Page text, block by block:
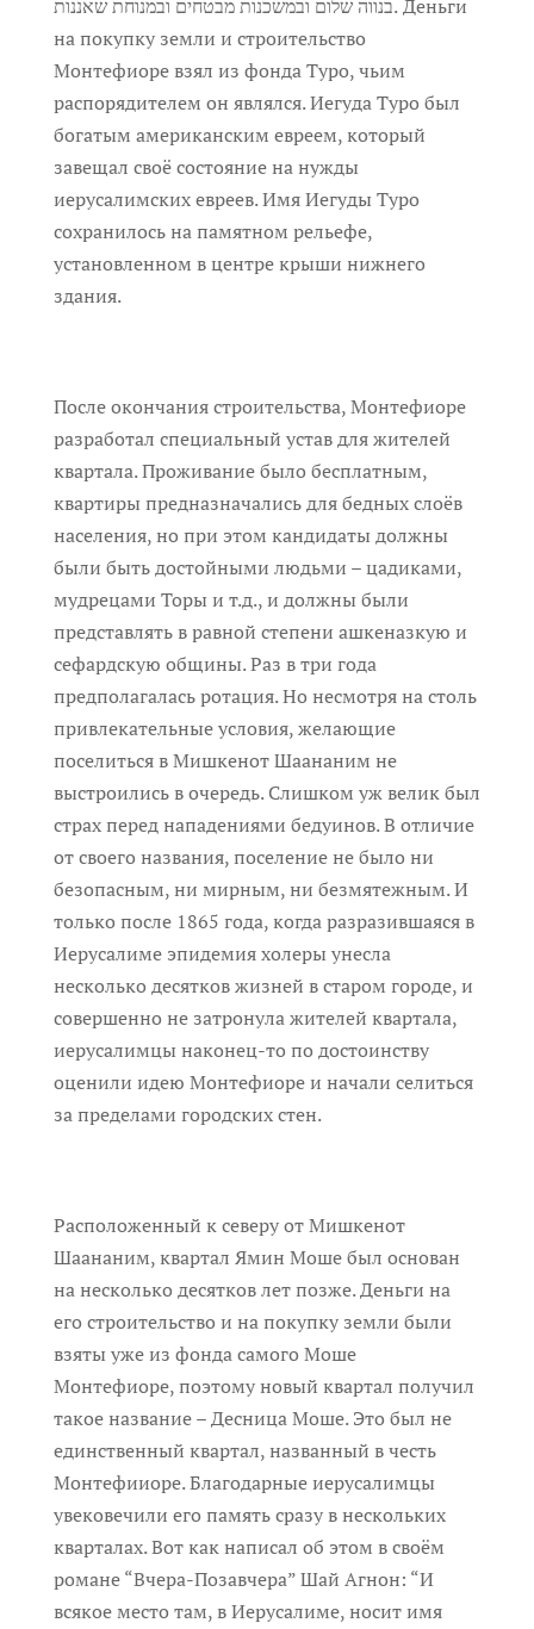
בנווה שלום ובמשכנות מבטחים ובמנוחת שאננות. Деньги
на покупку земли и строительство
Монтефиоре взял из фонда Туро, чьим
распорядителем он являлся. Иегуда Туро был
богатым американским евреем, который
завещал своё состояние на нужды
иерусалимских евреев. Имя Иегуды Туро
сохранилось на памятном рельефе,
установленном в центре крыши нижнего
здания.
После окончания строительства, Монтефиоре
разработал специальный устав для жителей
квартала. Проживание было бесплатным,
квартиры предназначались для бедных слоёв
населения, но при этом кандидаты должны
были быть достойными людьми – цадиками,
мудрецами Торы и т.д., и должны были
представлять в равной степени ашкеназкую и
сефардскую общины. Раз в три года
предполагалась ротация. Но несмотря на столь
привлекательные условия, желающие
поселиться в Мишкенот Шаананим не
выстроились в очередь. Слишком уж велик был
страх перед нападениями бедуинов. В отличие
от своего названия, поселение не было ни
безопасным, ни мирным, ни безмятежным. И
только после 1865 года, когда разразившаяся в
Иерусалиме эпидемия холеры унесла
несколько десятков жизней в старом городе, и
совершенно не затронула жителей квартала,
иерусалимцы наконец-то по достоинству
оценили идею Монтефиоре и начали селиться
за пределами городских стен.
Расположенный к северу от Мишкенот
Шаананим, квартал Ямин Моше был основан
на несколько десятков лет позже. Деньги на
его строительство и на покупку земли были
взяты уже из фонда самого Моше
Монтефиоре, поэтому новый квартал получил
такое название – Десница Моше. Это был не
единственный квартал, названный в честь
Монтефииоре. Благодарные иерусалимцы
увековечили его память сразу в нескольких
кварталах. Вот как написал об этом в своём
романе “Вчера-Позавчера” Шай Агнон: “И
всякое место там, в Иерусалиме, носит имя